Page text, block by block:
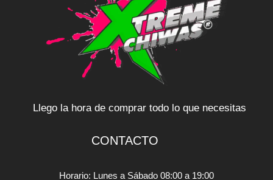
Llego la hora de comprar todo lo que necesitas
CONTACTO
Horario: Lunes a Sábado 08:00 a 19:00